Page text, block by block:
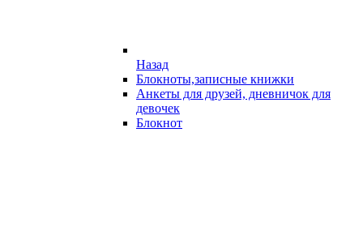
Назад
Блокноты,записные книжки
Анкеты для друзей, дневничок для
девочек
Блокнот